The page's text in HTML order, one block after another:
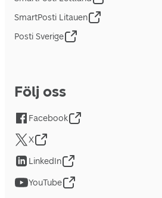
SmartPosti Litauen
Posti Sverige
Följ oss
Facebook
X
LinkedIn
YouTube